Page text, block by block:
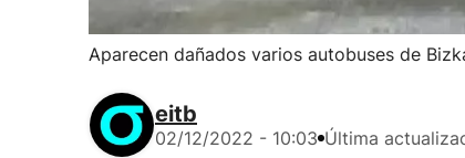
Aparecen dañados varios autobuses de
eitb
02/12/2022 - 10:03 Última